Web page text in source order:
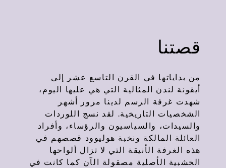
قصتنا
من بداياتها في القرن التاسع عشر إلى
أيقونة لندن المثالية التي هي عليها اليوم،
شهدت غرفة الرسم لدينا مرور أشهر
الشخصيات التاريخية. لقد نسج اللوردات
والسيدات، والسياسيون والرؤساء، وأفراد
العائلة المالكة ونخبة هوليوود قصصهم في
هذه الغرفة الأنيقة التي لا تزال ألواحها
الخشبية الأصلية مصقولة الآن كما كانت في